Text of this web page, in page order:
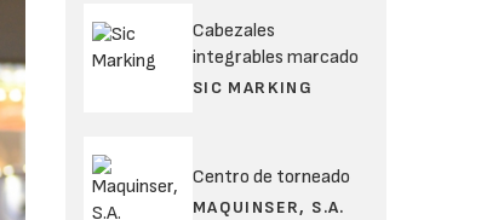
Cabezales
integrables marcado
SIC MARKING
Centro de torneado
MAQUINSER, S.A.